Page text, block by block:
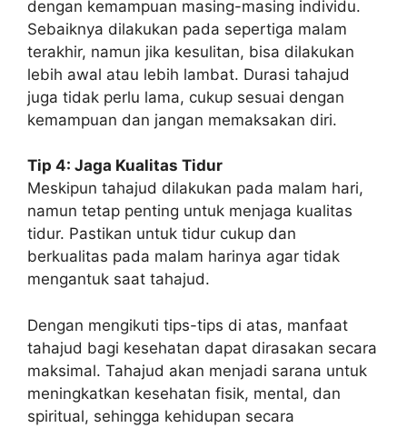
dengan kemampuan masing-masing individu.
Sebaiknya dilakukan pada sepertiga malam
terakhir, namun jika kesulitan, bisa dilakukan
lebih awal atau lebih lambat. Durasi tahajud
juga tidak perlu lama, cukup sesuai dengan
kemampuan dan jangan memaksakan diri.
Tip 4: Jaga Kualitas Tidur
Meskipun tahajud dilakukan pada malam hari,
namun tetap penting untuk menjaga kualitas
tidur. Pastikan untuk tidur cukup dan
berkualitas pada malam harinya agar tidak
mengantuk saat tahajud.
Dengan mengikuti tips-tips di atas, manfaat
tahajud bagi kesehatan dapat dirasakan secara
maksimal. Tahajud akan menjadi sarana untuk
meningkatkan kesehatan fisik, mental, dan
spiritual, sehingga kehidupan secara